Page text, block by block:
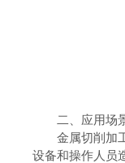
二、应用场
金属切削加工
设备和操作人员